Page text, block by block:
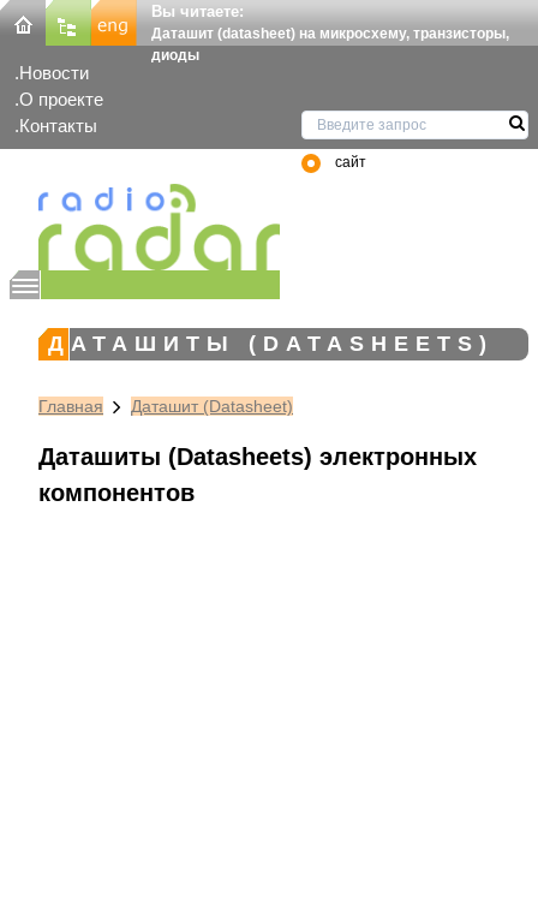
Вы читаете:
Даташит (datasheet) на микросхему, транзисторы,
диоды
Новости
О проекте
Контакты
сайт
ДАТАШИТЫ (DATASHEETS)
Главная Даташит (Datasheet)
Даташиты (Datasheets) электронных
компонентов